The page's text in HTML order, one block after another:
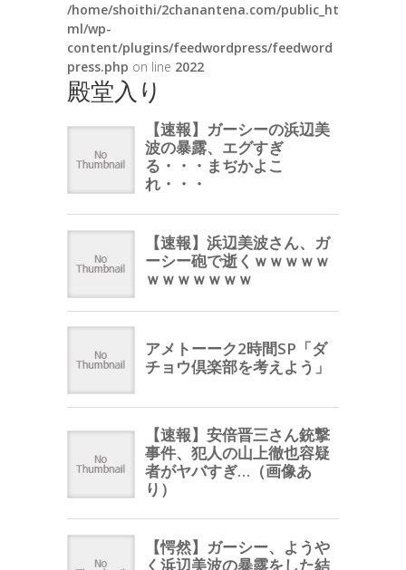
/home/shoithi/2chanantena.com/public_ht
ml/wp-
content/plugins/feedwordpress/feedword
press.php on line 2022
殿堂入り